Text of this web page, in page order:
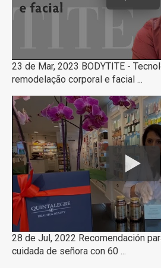
23 de Mar, 2023 BODYTITE -
remodelação corporal e facial ...
28 de Jul, 2022 Recomendación
cuidada de señora con 60 ...